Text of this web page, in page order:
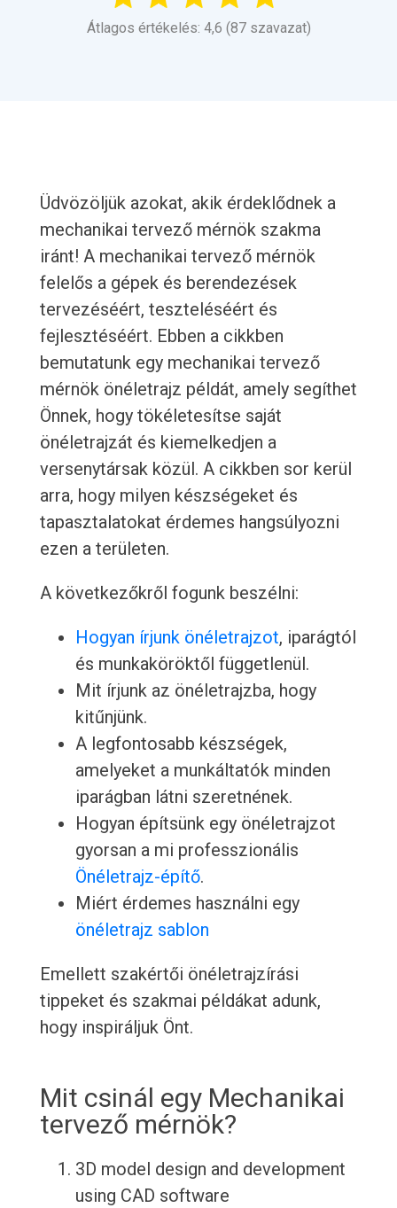
Átlagos értékelés: 4,6 (87 szavazat)
Üdvözöljük azokat, akik érdeklődnek a
mechanikai tervező mérnök szakma
iránt! A mechanikai tervező mérnök
felelős a gépek és berendezések
tervezéséért, teszteléséért és
fejlesztéséért. Ebben a cikkben
bemutatunk egy mechanikai tervező
mérnök önéletrajz példát, amely segíthet
Önnek, hogy tökéletesítse saját
önéletrajzát és kiemelkedjen a
versenytársak közül. A cikkben sor kerül
arra, hogy milyen készségeket és
tapasztalatokat érdemes hangsúlyozni
ezen a területen.
A következőkről fogunk beszélni:
Hogyan írjunk önéletrajzot, iparágtól
és munkaköröktől függetlenül.
Mit írjunk az önéletrajzba, hogy
kitűnjünk.
A legfontosabb készségek,
amelyeket a munkáltatók minden
iparágban látni szeretnének.
Hogyan építsünk egy önéletrajzot
gyorsan a mi professzionális
Önéletrajz-építő.
Miért érdemes használni egy
önéletrajz sablon
Emellett szakértői önéletrajzírási
tippeket és szakmai példákat adunk,
hogy inspiráljuk Önt.
Mit csinál egy Mechanikai
tervező mérnök?
3D model design and development
using CAD software